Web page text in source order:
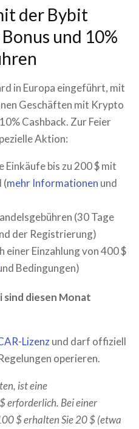
der Bybit
und 10%
in Europa eingeführt, mit
Geschäften mit Krypto
Cashback. Zur Feier
Aktion:
Einkäufe bis zu 200 $ mit
(mehr Informationen und
(30 Tage
der Registrierung)
einer Einzahlung von 400 $
Bedingungen)
diesen Monat
Lizenzund darf offiziell
operieren.
ist eine
erforderlich. Bei einer
$ erhalten Sie 20 $ (etwa